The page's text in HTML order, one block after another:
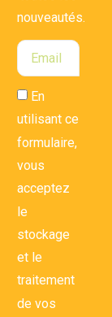
nouveautés.
En
utilisant ce
formulaire,
vous
acceptez
le
stockage
et le
traitement
de vos